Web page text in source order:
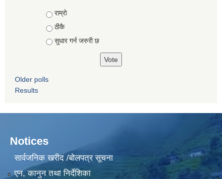
Choices
राम्राे
ठीकै
सुधार गर्न जरुरी छ
Older polls
Results
Notices
सार्वजनिक खरीद /बोलपत्र सूचना
एन, कानुन तथा निर्देशिका